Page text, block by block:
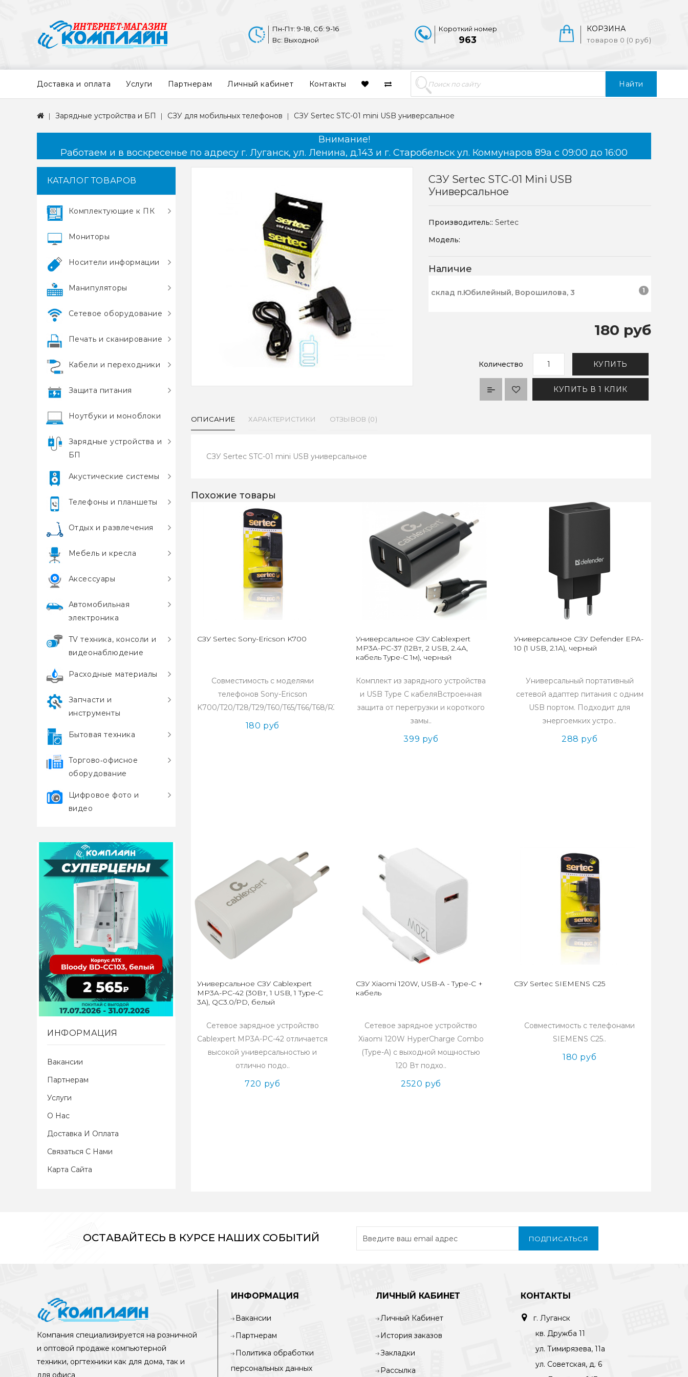
Найти
КОРЗИНА
товаров 0 (0 руб)
Короткий номер
963
Пн-Пт: 9-18, Сб: 9-16
Вс: Выходной
Доставка и оплата Услуги Партнерам Личный кабинет Контакты
Зарядные устройства и БП СЗУ для мобильных телефонов СЗУ Sertec STC-01 mini USB универсальное
Внимание!
Работаем и в воскресенье по адресу г. Луганск, ул. Ленина, д.143 и г. Старобельск ул. Коммунаров 89а с 09:00 до 16:00
КАТАЛОГ ТОВАРОВ
Комплектующие к ПК
Мониторы
Носители информации
Манипуляторы
Сетевое оборудование
Печать и сканирование
Кабели и переходники
Защита питания
Ноутбуки и моноблоки
Зарядные устройства и
БП
Акустические системы
Телефоны и планшеты
Отдых и развлечения
Мебель и кресла
Аксессуары
Автомобильная
электроника
TV техника, консоли и
видеонаблюдение
Расходные материалы
Запчасти и
инструменты
Бытовая техника
Торгово‑офисное
оборудование
Цифровое фото и
видео
ИНФОРМАЦИЯ
Вакансии
Партнерам
Услуги
О Нас
Доставка И Оплата
Связаться С Нами
Карта Сайта
СЗУ Sertec STC-01 Mini USB
Универсальное
Производитель::Sertec
Модель:
Наличие
склад п.Юбилейный, Ворошилова, 3 1
180 руб
Количество КУПИТЬ
КУПИТЬ В 1 КЛИК
ОПИСАНИЕ ХАРАКТЕРИСТИКИ ОТЗЫВОВ (0)
СЗУ Sertec STC-01 mini USB универсальное
Похожие товары
СЗУ Sertec Sony-Ericson K700
Совместимость с моделями
телефонов Sony-Ericson
K700/T20/T28/T29/T60/T65/T66/T68/R320/T610/A2618/T10..
180 руб
Универсальное СЗУ Cablexpert
MP3A-PC-37 (12Вт, 2 USB, 2.4А,
кабель Type-C 1м), черный
Комплект из зарядного устройства
и USB Type C кабеляВстроенная
защита от перегрузки и короткого
замы..
399 руб
Универсальное СЗУ Defender EPA-
10 (1 USB, 2.1А), черный
Универсальный портативный
сетевой адаптер питания с одним
USB портом. Подходит для
энергоемких устро..
288 руб
Универсальное СЗУ Cablexpert
MP3A-PC-42 (30Вт, 1 USB, 1 Type-C
3А), QC3.0/PD, белый
Сетевое зарядное устройство
Cablexpert MP3A-PC-42 отличается
высокой универсальностью и
отлично подо..
720 руб
СЗУ Xiaomi 120W, USB-A - Type-C +
кабель
Сетевое зарядное устройство
Xiaomi 120W HyperCharge Combo
(Type-A) с выходной мощностью
120 Вт подхо..
2520 руб
СЗУ Sertec SIEMENS C25
Совместимость с телефонами
SIEMENS C25..
180 руб
ОСТАВАЙТЕСЬ В КУРСЕ НАШИХ СОБЫТИЙ ПОДПИСАТЬСЯ
Компания специализируется на розничной
и оптовой продаже компьютерной
техники, оргтехники как для дома, так и
для офиса
ИНФОРМАЦИЯ
Вакансии
Партнерам
Политика обработки
персональных данных
ЛИЧНЫЙ КАБИНЕТ
Личный Кабинет
История заказов
Закладки
Рассылка
КОНТАКТЫ
г. Луганск
кв. Дружба 11
ул. Тимирязева, 11а
ул. Советская, д. 6